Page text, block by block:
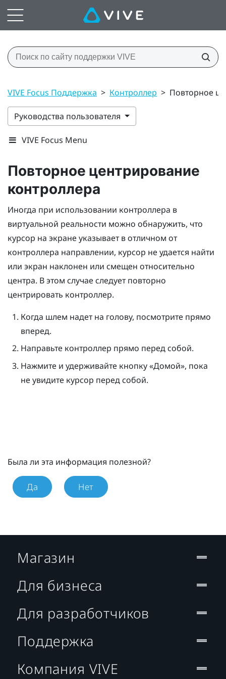
VIVE Focus Поддержка > Контроллер > Повторное
Руководства пользователя
VIVE Focus Menu
Повторное центрирование
контроллера
Иногда при использовании контроллера в
виртуальной реальности можно обнаружить, что
курсор на экране указывает в отличном от
контроллера направлении, курсор не удается найти
или экран наклонен или смещен относительно
центра. В этом случае следует повторно
центрировать контроллер.
Когда шлем надет на голову, посмотрите прямо
вперед.
Направьте контроллер прямо перед собой.
Нажмите и удерживайте кнопку «Домой», пока
не увидите курсор перед собой.
Была ли эта информация полезной?
Да Нет
Магазин
Для бизнеса
Для разработчиков
Поддержка
Компания VIVE